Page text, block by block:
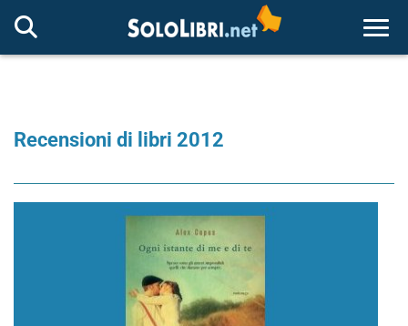
Recensioni di libri 2012